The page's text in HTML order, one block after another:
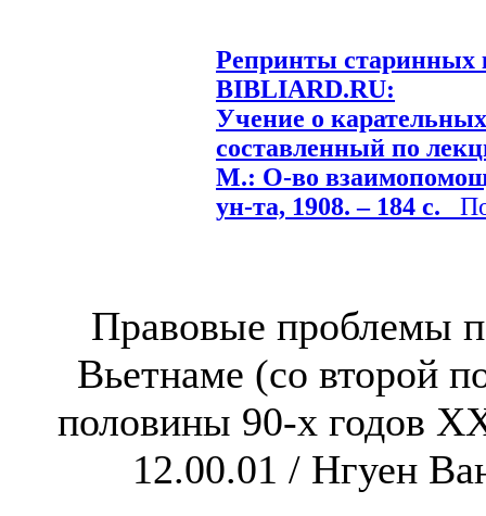
Репринты старинных
BIBLIARD.RU:
Учение о
составленный по
М.: О-во
ун-та, 1908. – 184 с.
Правовые проблемы
Вьетнаме (со второй
половины 90-х годов
12.00.01 / Нгуен